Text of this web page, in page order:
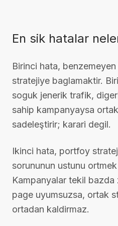
En sik hatalar
Birinci hata,
stratejiye baglamaktir.
soguk jenerik trafik,
sahip kampanyaysa
sadeleştirir; karari degil.
Ikinci hata, portfoy
sorununun ustunu
Kampanyalar tekil
page uyumsuzsa, ortak
ortadan kaldirmaz.